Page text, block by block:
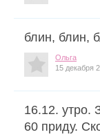
блин, блин,
Ольга
15 декабря
16.12. утро.
60 приду.